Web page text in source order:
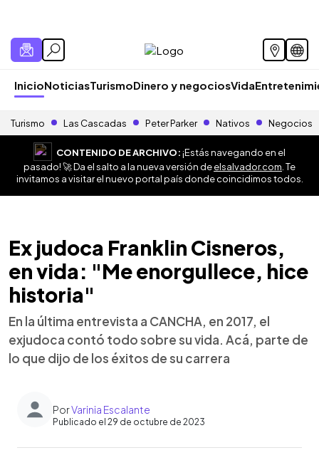
InicioNoticiasTurismoDinero y negociosVida
Turismo Las Cascadas Peter Parker Nativos Negocios
CONTENIDO DE ARCHIVO:¡Estás navegando en el
pasado! 🚀 Da el salto a la nueva versión deelsalvador.com . Te
invitamos a visitar el nuevo portal país donde coincidimos todos.
Ex judoca Franklin Cisneros,
en vida: "Me enorgullece, hice
historia"
En la última entrevista a CANCHA, en 2017, el
exjudoca contó todo sobre su vida. Acá, parte de
lo que dijo de los éxitos de su carrera
PorVarinia Escalante
Publicado el 29 de octubre de 2023